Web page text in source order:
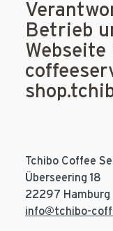
Betrieb
Tchibo Coffee
Überseering 18
22297 Hamburg
info@tchibo-